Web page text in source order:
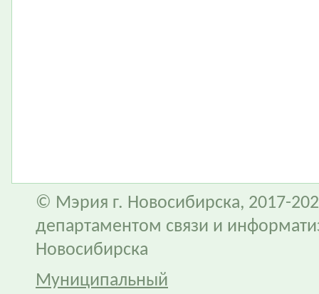
© Мэрия г. Новосибирска, 2017-
департаментом связи и
Новосибирска
Муниципальный